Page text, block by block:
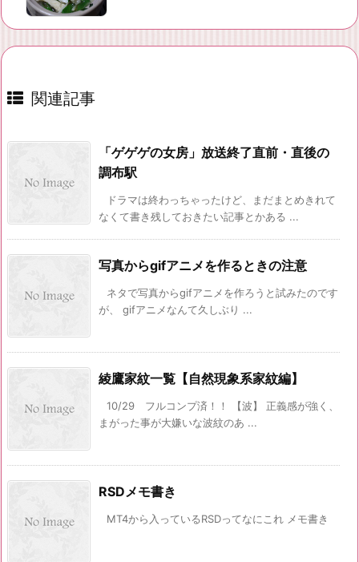
関連記事
「ゲゲゲの女房」放送終了直前・直後の
調布駅
ドラマは終わっちゃったけど、まだまとめきれて
なくて書き残しておきたい記事とかある ...
写真からgifアニメを作るときの注意
ネタで写真からgifアニメを作ろうと試みたのです
が、 gifアニメなんて久しぶり ...
綾鷹家紋一覧【自然現象系家紋編】
10/29 フルコンプ済！！ 【波】 正義感が強く、
まがった事が大嫌いな波紋のあ ...
RSDメモ書き
MT4から入っているRSDってなにこれ メモ書き